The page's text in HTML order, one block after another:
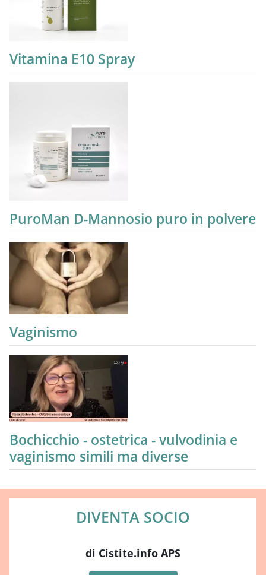
Vitamina E10 Spray
PuroMan D-Mannosio puro in polvere
Vaginismo
Bochicchio - ostetrica - vulvodinia e
vaginismo simili ma diverse
DIVENTA SOCIO
di Cistite.info APS